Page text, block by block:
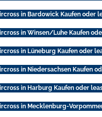
in Bardowick Kaufen oder
in Winsen/Luhe Kaufen
in Lüneburg Kaufen oder
in Niedersachsen Kaufen
in Harburg Kaufen oder
in Mecklenburg-